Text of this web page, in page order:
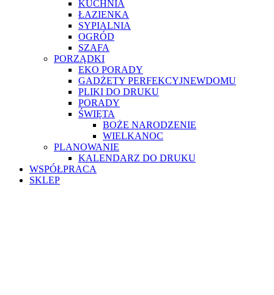
KUCHNIA
ŁAZIENKA
SYPIALNIA
OGRÓD
SZAFA
PORZĄDKI
EKO PORADY
GADŻETY PERFEKCYJNEWDOMU
PLIKI DO DRUKU
PORADY
ŚWIĘTA
BOŻE NARODZENIE
WIELKANOC
PLANOWANIE
KALENDARZ DO DRUKU
WSPÓŁPRACA
SKLEP